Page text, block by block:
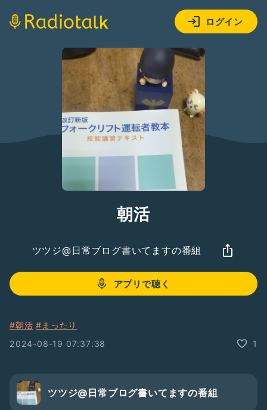
ログイン
朝活
ツツジ@日常ブログ書いてますの番組
アプリで聴く
#朝活 #まったり
2024-08-19 07:37:38
1
ツツジ@日常ブログ書いてますの番組